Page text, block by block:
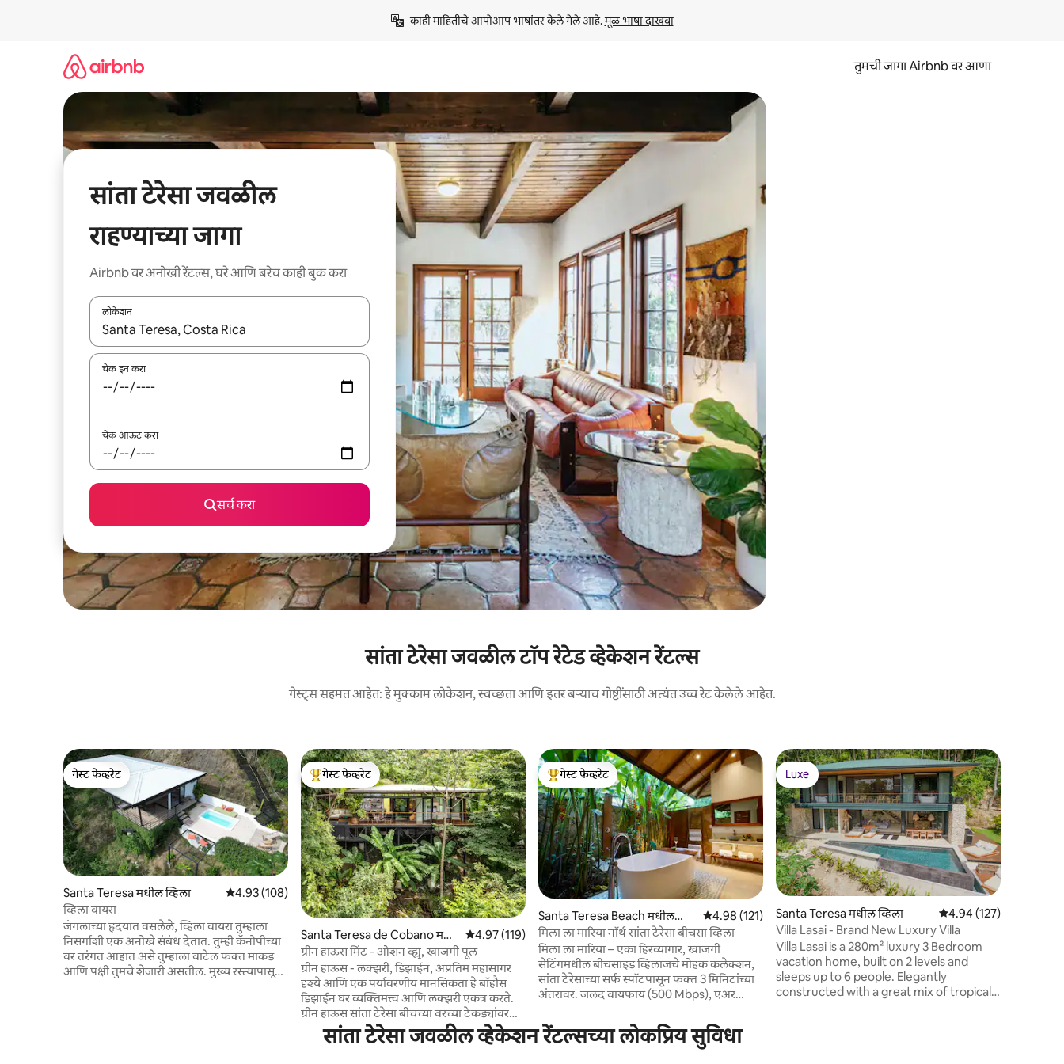
काही माहितीचे आपोआप भाषांतर केले गेले आहे. मूळ भाषा दाखवा
तुमची जागा Airbnb वर आणा
सांता टेरेसा जवळील
राहण्याच्या जागा
Airbnb वर अनोखी रेंटल्स, घरे आणि बरेच काही बुक करा
लोकेशन
जेव्हा परिणाम उपलब्ध असतील, तेव्हा वरच्या आणि खाली बाणांच्या किजसह नेव्हिगेट करा किंवा स्पर्शाने स्वाइप जेश्चर्स वापरून एक्सप्लोर करा.
चेक इन करा
चेक आऊट करा
सर्च करा
सांता टेरेसा जवळील टॉप रेटेड व्हेकेशन रेंटल्स
गेस्ट्स सहमत आहेत: हे मुक्काम लोकेशन, स्वच्छता आणि इतर बऱ्याच गोष्टींसाठी अत्यंत उच्च रेट केलेले आहेत.
गेस्ट फेव्हरेट
गेस्ट फेव्हरेट
Santa Teresa मधील व्हिला 5 पैकी 4.93 सरासरी रेटिंग, 108 रिव्ह्यूज
4.93 (108)
व्हिला वायरा
जंगलाच्या हृदयात वसलेले, व्हिला वायरा तुम्हाला
निसर्गाशी एक अनोखे संबंध देतात. तुम्ही कॅनोपीच्या
वर तरंगत आहात असे तुम्हाला वाटेल फक्त माकड
आणि पक्षी तुमचे शेजारी असतील. मुख्य रस्त्यापासून
टॉप गेस्ट फेव्हरेट
गेस्ट फेव्हरेट
Santa Teresa de Cobano म
धील घर
5 पैकी 4.97 सरासरी रेटिंग, 119 रिव्ह्यूज
4.97 (119)
ग्रीन हाऊस मिंट - ओशन व्ह्यू, खाजगी पूल
ग्रीन हाऊस - लक्झरी, डिझाईन, अप्रतिम महासागर
दृश्ये आणि एक पर्यावरणीय मानसिकता हे बॉहौस
डिझाईन घर व्यक्तिमत्त्व आणि लक्झरी एकत्र करते.
ग्रीन हाऊस सांता टेरेसा बीचच्या वरच्या टेकड्यांवर
वसलेले आहे आणि समुद्राच्या अप्रतिम दृश्यांसह
हिरव्यागार जंगलाकडे पाहत आहे. निसर्गामध्ये एम्बेड
टॉप गेस्ट फेव्हरेट
गेस्ट फेव्हरेट
Santa Teresa Beach मधील
व्हिला
5 पैकी 4.98 सरासरी रेटिंग, 121 रिव्ह्यूज
4.98 (121)
मिला ला मारिया नॉर्थ सांता टेरेसा बीचसा व्हिला
मिला ला मारिया – एका हिरव्यागार, खाजगी
सेटिंगमधील बीचसाइड व्हिलाजचे मोहक कलेक्शन,
सांता टेरेसाच्या सर्फ स्पॉटपासून फक्त 3 मिनिटांच्या
अंतरावर. जलद वायफाय (500 Mbps), एअर
पूल, प्रीमियम बेड आणि बाथ लिनन्स आणि
ऑरगॅनिक, हाताने बनवलेल्या टॉयलेटरीजचा आनंद
Luxe
Luxe
Santa Teresa मधील व्हिला 5 पैकी 4.94 सरासरी रेटिंग,
4.94 (127)
Villa Lasai - Brand New Luxury Villa
Villa Lasai is a 280m² luxury 3 Bedroom
vacation home, built on 2 levels and
sleeps up to 6 people. Elegantly
constructed with a great mix of tropical
सांता टेरेसा जवळील व्हेकेशन रेंटल्सच्या लोकप्रिय सुविधा